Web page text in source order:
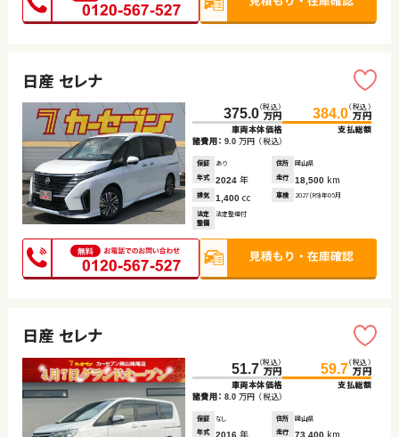
日産 セレナ
375.0（税込）
万円
車両本体価格
384.0（税込）
万円
支払総額
諸費用： 9.0 万円 （税込）
保証 あり 住所
岡山県
年式
2024 年 走行 18,500 km
排気 1,400 cc 車検 2027(R9)年05月
法定
整備
法定整備付
日産 セレナ
51.7（税込）
万円
車両本体価格
59.7（税込）
万円
支払総額
諸費用： 8.0 万円 （税込）
保証 なし 住所
岡山県
年式
2016 年 走行 73,400 km